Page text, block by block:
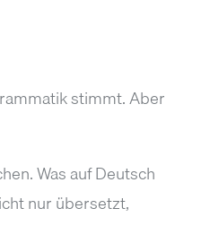
stimmt. Aber
Was auf Deutsch
nur übersetzt,